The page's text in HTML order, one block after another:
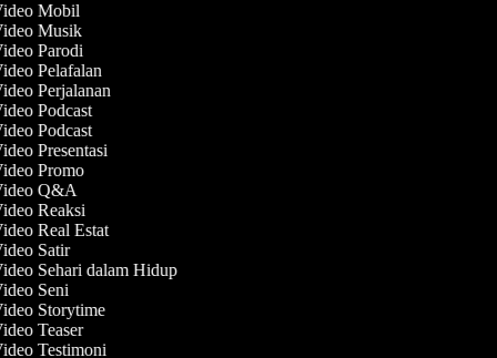
Mobil
Musik
Parodi
Pelafalan
Perjalanan
Podcast
Podcast
Presentasi
Promo
Q&A
Reaksi
Real Estat
Satir
Sehari dalam Hidup
Seni
Storytime
Teaser
Testimoni